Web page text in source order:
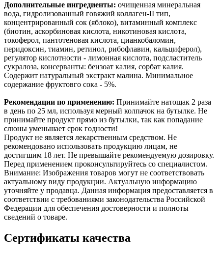
Дополнительные ингредиенты: очищенная минеральная
вода, гидролизованный говяжий коллаген-II тип,
концентрированный сок (яблоко), витаминный комплекс
(биотин, аскорбиновая кислота, никотиновая кислота,
токоферол, пантотеновая кислота, цианкобаломин,
перидоксин, тиамин, ретинол, рибофлавин, кальциферол),
регулятор кислотности - лимонная кислота, подсластитель
сукралоза, консерванты: бензоат калия, сорбат калия.
Содержит натуральный экстракт малина. Минимальное
содержание фруктовго сока - 5%.
Рекомендации по применению: Принимайте натощак 2 раза
в день по 25 мл, используя мерный колпачок на бутылке. Не
принимайте продукт прямо из бутылки, так как попадание
слюны уменьшает срок годности!
Продукт не является лекарственным средством. Не
рекомендовано использовать продукцию лицам, не
достигшим 18 лет. Не превышайте рекомендуемую дозировку.
Перед применением проконсультируйтесь со специалистом.
Внимание: Изображения товаров могут не соответствовать
актуальному виду продукции. Актуальную информацию
уточняйте у продавца. Данная информация предоставляется в
соответствии с требованиями законодательства Российской
Федерации для обеспечения достоверности и полноты
сведений о товаре.
Сертификаты качества